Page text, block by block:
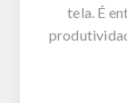
tela. É